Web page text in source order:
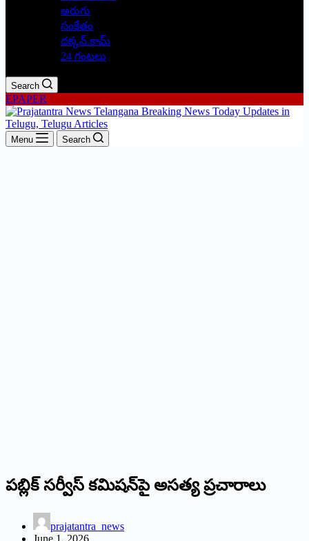
అరుగు
సంకేతం
దక్కన్.కామ్
24 గంటలు
Search
EPAPER
Menu Search
పబ్లిక్‌ ‌సర్వీస్‌ ‌కమిషన్‌పై అసత్య ప్రచారాలు
prajatantra_news
June 1, 2026